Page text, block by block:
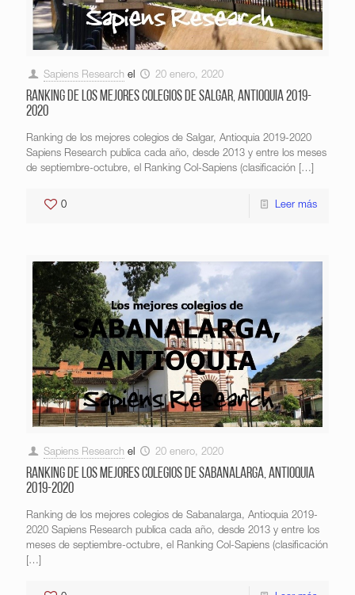
Sapiens Research el 20 enero, 2020
Ranking de los mejores colegios de Salgar, Antioquia 2019-
2020
Ranking de los mejores colegios de Salgar, Antioquia 2019-2020
Sapiens Research publica cada año, desde 2013 y entre los meses
de septiembre-octubre, el Ranking Col-Sapiens (clasificación […]
0 Leer más
Sapiens Research el 20 enero, 2020
Ranking de los mejores colegios de Sabanalarga, Antioquia
2019-2020
Ranking de los mejores colegios de Sabanalarga, Antioquia 2019-
2020 Sapiens Research publica cada año, desde 2013 y entre los
meses de septiembre-octubre, el Ranking Col-Sapiens (clasificación
[…]